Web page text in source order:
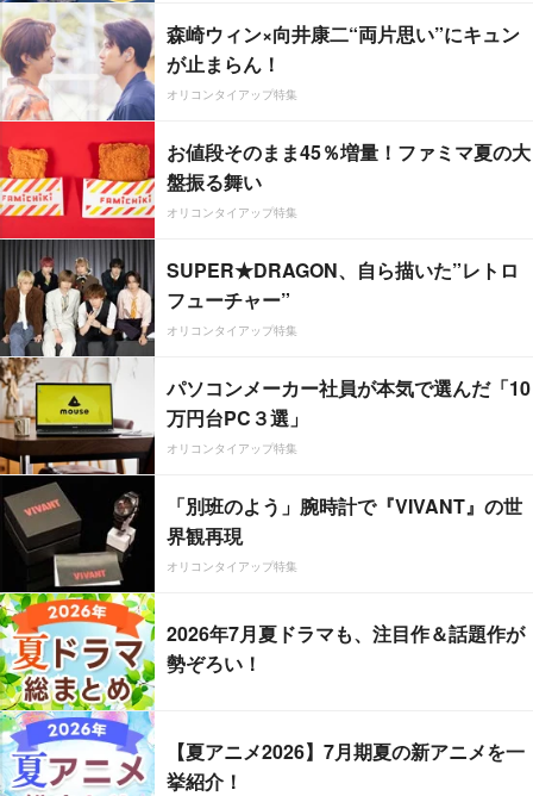
森崎ウィン×向井康二“両片思い”にキュン
が止まらん！
オリコンタイアップ特集
お値段そのまま45％増量！ファミマ夏の大
盤振る舞い
オリコンタイアップ特集
SUPER★DRAGON、自ら描いた”レトロ
フューチャー”
オリコンタイアップ特集
パソコンメーカー社員が本気で選んだ「10
万円台PC３選」
オリコンタイアップ特集
「別班のよう」腕時計で『VIVANT』の世
界観再現
オリコンタイアップ特集
2026年7月夏ドラマも、注目作＆話題作が
勢ぞろい！
【夏アニメ2026】7月期夏の新アニメを一
挙紹介！